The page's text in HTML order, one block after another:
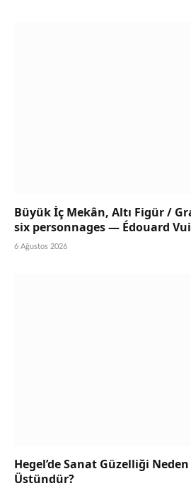
Büyük İç Mekân, Altı Figür /
six personnages — Édouard
6 Ağustos 2026
Hegel’de Sanat Güzelliği
Üstündür?